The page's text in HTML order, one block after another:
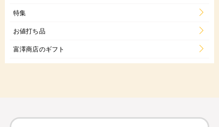
特集
お値打ち品
富澤商店のギフト